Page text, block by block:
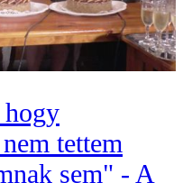
tettem
sem" - A